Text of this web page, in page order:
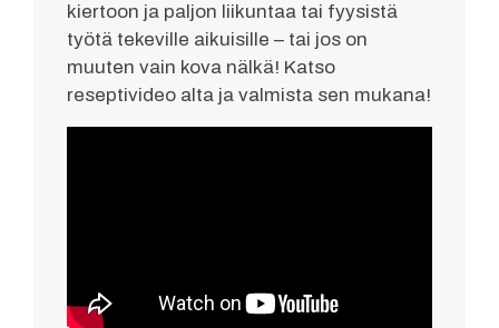
kiertoon ja paljon liikuntaa tai fyysistä
työtä tekeville aikuisille – tai jos on
muuten vain kova nälkä! Katso
reseptivideo alta ja valmista sen mukana!